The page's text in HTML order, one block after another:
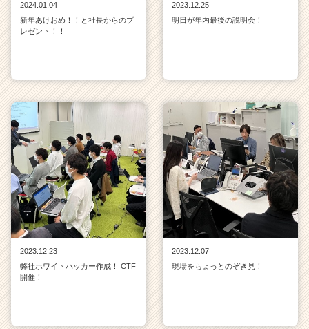
2024.01.04
新年あけおめ！！と社長からのプ
レゼント！！
2023.12.25
明日が年内最後の説明会！
2023.12.23
弊社ホワイトハッカー作成！ CTF
開催！
2023.12.07
現場をちょっとのぞき見！